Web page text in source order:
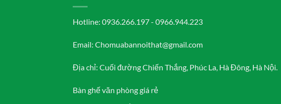
Hotline: 0936.266.197 - 0966.944.223
Email: Chomuabannoithat@gmail.com
Địa chỉ: Cuối đường Chiến Thắng, Phúc La, Hà Đông, Hà Nội.
Bàn ghế văn phòng giá rẻ